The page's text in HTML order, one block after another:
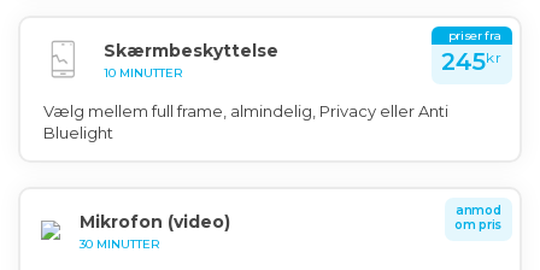
Skærmbeskyttelse
10 MINUTTER
priser fra
245kr
Vælg mellem full frame, almindelig, Privacy eller Anti
Bluelight
Mikrofon (video)
30 MINUTTER
anmod
om pris